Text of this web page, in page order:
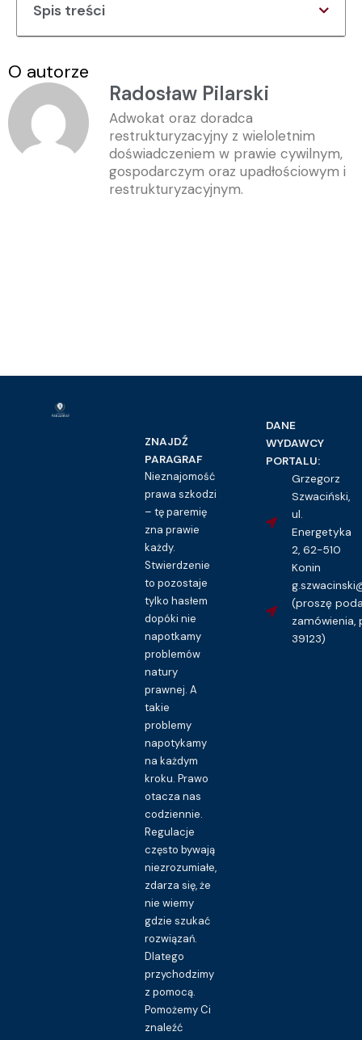
Spis treści
O autorze
Radosław Pilarski
Adwokat oraz doradca
restrukturyzacyjny z wieloletnim
doświadczeniem w prawie cywilnym,
gospodarczym oraz upadłościowym i
restrukturyzacyjnym.
ZNAJDŹ
PARAGRAF
Nieznajomość
prawa szkodzi
– tę paremię
zna prawie
każdy.
Stwierdzenie
to pozostaje
tylko hasłem
dopóki nie
napotkamy
problemów
natury
prawnej. A
takie
problemy
napotykamy
na każdym
kroku. Prawo
otacza nas
codziennie.
Regulacje
często bywają
niezrozumiałe,
zdarza się, że
nie wiemy
gdzie szukać
rozwiązań.
Dlatego
przychodzimy
z pomocą.
Pomożemy Ci
znaleźć
DANE
WYDAWCY
PORTALU:
Grzegorz
Szwaciński,
ul.
Energetyka
2, 62-510
Konin
(proszę
zamówienia,
39123)